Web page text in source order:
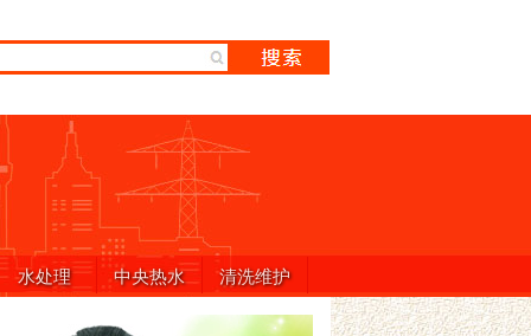
水处理 中央热水 清洗维护